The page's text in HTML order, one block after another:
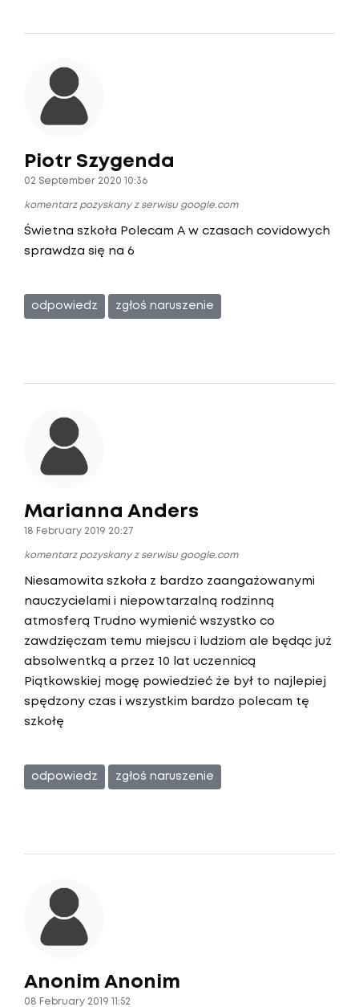
Piotr Szygenda
02 September 2020 10:36
komentarz pozyskany z serwisu google.com
Świetna szkoła Polecam A w czasach covidowych
sprawdza się na 6
odpowiedz zgłoś naruszenie
Marianna Anders
18 February 2019 20:27
komentarz pozyskany z serwisu google.com
Niesamowita szkoła z bardzo zaangażowanymi
nauczycielami i niepowtarzalną rodzinną
atmosferą Trudno wymienić wszystko co
zawdzięczam temu miejscu i ludziom ale będąc już
absolwentką a przez 10 lat uczennicą
Piątkowskiej mogę powiedzieć że był to najlepiej
spędzony czas i wszystkim bardzo polecam tę
szkołę
odpowiedz zgłoś naruszenie
Anonim Anonim
08 February 2019 11:52